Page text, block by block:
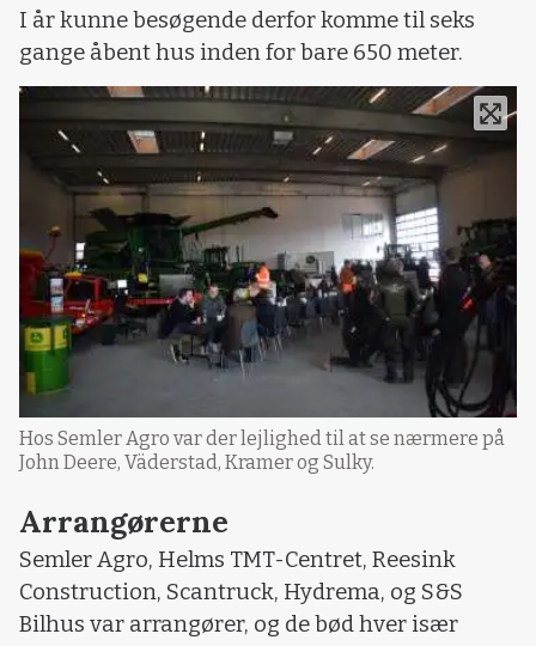
I år kunne besøgende derfor komme til seks
gange åbent hus inden for bare 650 meter.
Hos Semler Agro var der lejlighed til at se nærmere på
John Deere, Väderstad, Kramer og Sulky.
Arrangørerne
Semler Agro, Helms TMT-Centret, Reesink
Construction, Scantruck, Hydrema, og S&S
Bilhus var arrangører, og de bød hver især